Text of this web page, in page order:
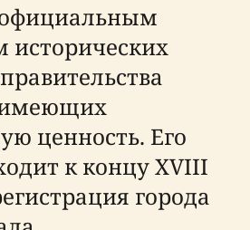
ценность. Его
к концу XVIII
города